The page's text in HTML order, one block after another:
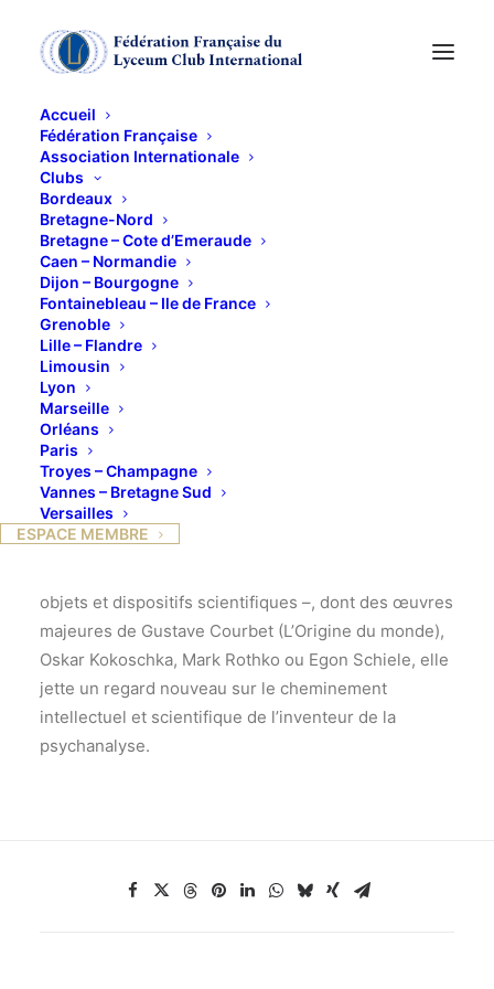
Accueil
Fédération Française
Association Internationale
Clubs
Bordeaux
Bretagne-Nord
Bretagne – Cote d’Emeraude
Caen – Normandie
Dijon – Bourgogne
Fontainebleau – Ile de France
Grenoble
Lille – Flandre
Limousin
Lyon
Marseille
Orléans
Paris
Troyes – Champagne
Vannes – Bretagne Sud
Versailles
ESPACE MEMBRE
Visite de l’exposition
« Sigmund Freud. Du
regard à l’écoute »
Cette exposition, proposée à l’occasion des vingt ans
du mahJ, est la première présentée en France sur
Sigmund Freud (1856-1939). Par un ensemble de
objets et dispositifs scientifiques –, dont des œuvres
majeures de Gustave Courbet (L’Origine du monde),
Oskar Kokoschka, Mark Rothko ou Egon Schiele, elle
jette un regard nouveau sur le cheminement
intellectuel et scientifique de l’inventeur de la
psychanalyse.